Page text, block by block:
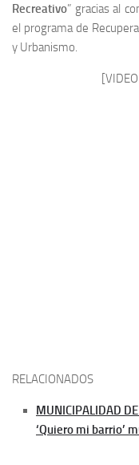
Recreativo” gracias al
el programa de
y Urbanismo.
RELACIONADOS
MUNICIPALIDAD
‘Quiero mi barrio’